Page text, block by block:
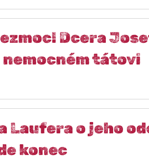
Dcera
tátovi
Laufera o jeho
konec